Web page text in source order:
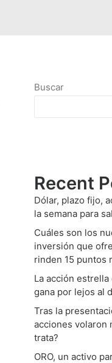
Buscar
Recent
Dólar, plazo fijo,
la semana para
Cuáles son los
inversión que
rinden 15 puntos
La acción estrella
gana por lejos al
Tras la
acciones volaron
trata?
ORO, un activo